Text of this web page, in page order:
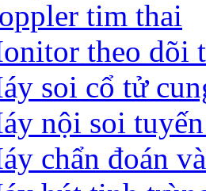
tim thai
theo dõi
soi cổ tử
nội soi
chẩn đoán